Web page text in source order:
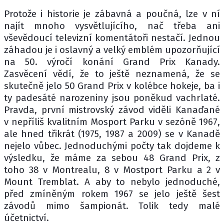
Protože i historie je zábavná a poučná, lze v ní
najít mnoho vysvětlujícího, nač třeba ani
vševědoucí televizní komentátoři nestačí. Jednou
záhadou je i oslavný a velký emblém upozorňující
na 50. výročí konání Grand Prix Kanady.
Zasvěcení vědí, že to ještě neznamená, že se
skutečně jelo 50 Grand Prix v kolébce hokeje, ba i
ty padesáté narozeniny jsou poněkud vachrlaté.
Pravda, první mistrovský závod viděli Kanaďané
v nepříliš kvalitním Mosport Parku v sezóně 1967,
ale hned třikrát (1975, 1987 a 2009) se v Kanadě
nejelo vůbec. Jednoduchými počty tak dojdeme k
výsledku, že máme za sebou 48 Grand Prix, z
toho 38 v Montrealu, 8 v Mostport Parku a 2 v
Mount Tremblat. A aby to nebylo jednoduché,
před zmíněným rokem 1967 se jelo ještě šest
závodů mimo šampionát. Tolik tedy malé
účetnictví.